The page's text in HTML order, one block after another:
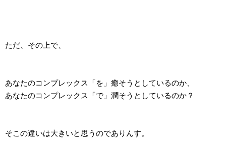
ただ、その上で、
あなたのコンプレックス「を」癒そうとしているのか、
あなたのコンプレックス「で」潤そうとしているのか？
そこの違いは大きいと思うのでありんす。